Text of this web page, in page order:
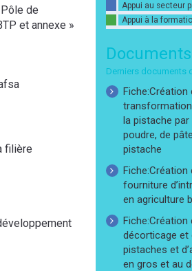
de
et annexe »
filière
Appui au secteur
Appui à la
Documents
Derniers documents
Fiche:Création
la pistache
poudre, de
pistache
Fiche:Création
fourniture
en agriculture
Fiche:Création
décorticage et
pistaches et
en gros et au